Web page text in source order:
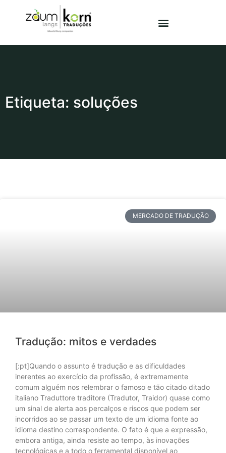
Etiqueta: soluções
MERCADO DE TRADUÇÃO
Tradução: mitos e verdades
[:pt]Quando o assunto é tradução e as dificuldades
inerentes ao exercício da profissão, é extremamente
comum alguém nos relembrar o famoso e tão citado ditado
italiano Traduttore traditore (Tradutor, Traidor) quase como
um sinal de alerta aos percalços e riscos que podem ser
incorridos ao se passar um texto de um idioma fonte ao
idioma destino correspondente. O fato é que a expressão,
embora antiga, ainda resiste ao tempo, às inovações
tecnológicas e a todo o ferramental disponível ao